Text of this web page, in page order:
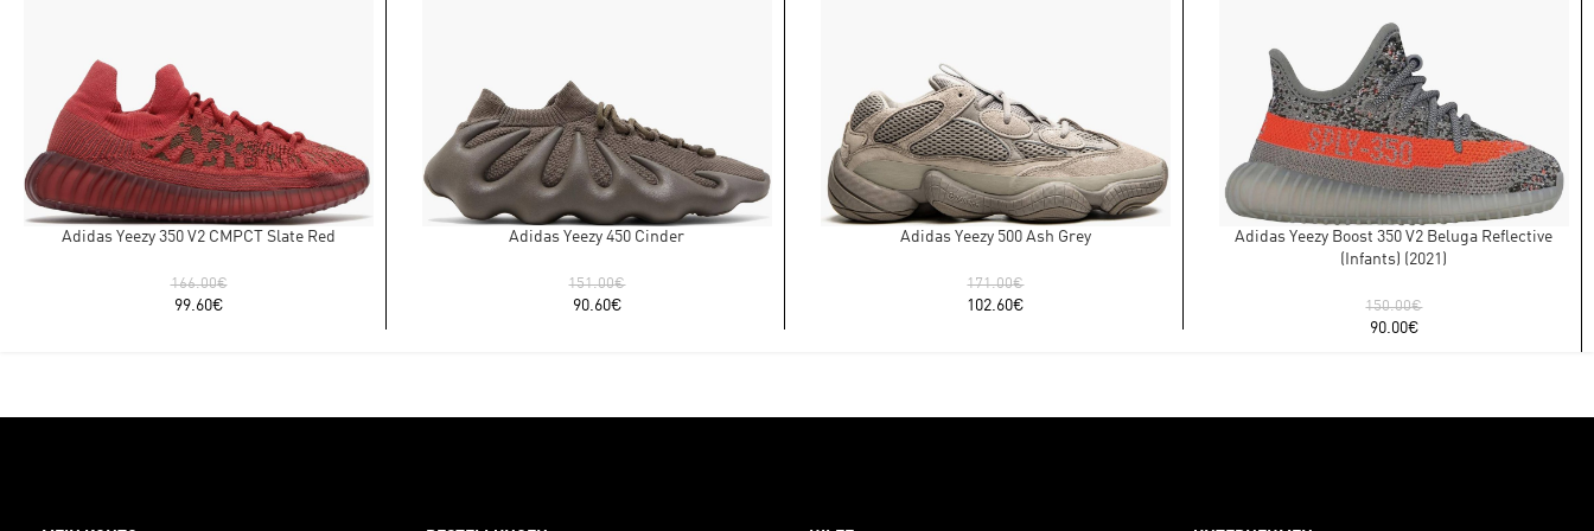
Adidas Yeezy 350 V2 CMPCT Slate Red
166.00€
99.60€
Adidas Yeezy 450 Cinder
151.00€
90.60€
Adidas Yeezy 500 Ash Grey
171.00€
102.60€
Adidas Yeezy Boost 350 V2 Beluga Reflective
(Infants) (2021)
150.00€
90.00€